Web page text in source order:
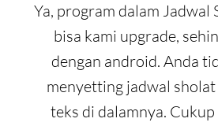
Ya, program dalam Jadwal
bisa kami upgrade,
dengan android. Anda
menyetting jadwal
teks di dalamnya.